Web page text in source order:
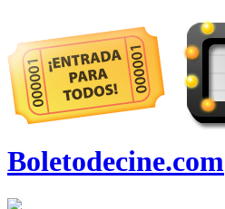
Boletodecine.com